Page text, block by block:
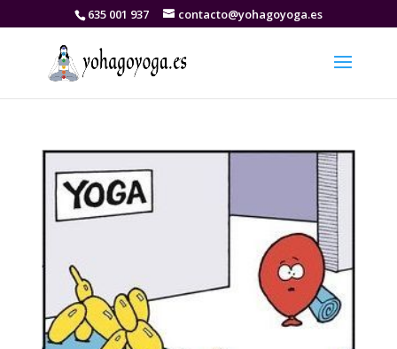
635 001 937 contacto@yohagoyoga.es